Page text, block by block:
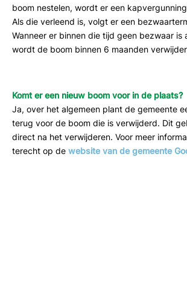
boom nestelen, wordt er een
Als die verleend is, volgt er een
Wanneer er binnen die tijd geen bezwaar is
wordt de boom binnen 6 maanden
Komt er een nieuw boom voor in de plaats?
Ja, over het algemeen plant de gemeente
terug voor de boom die is verwijderd. Dit
direct na het verwijderen. Voor meer
terecht op de website van de gemeente